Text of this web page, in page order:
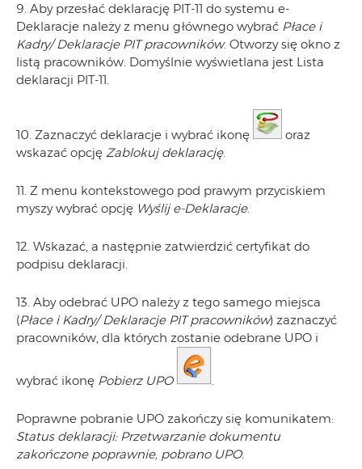
9. Aby przesłać deklarację PIT-11 do systemu e-
Deklaracje należy z menu głównego wybrać Płace i
Kadry/ Deklaracje PIT pracowników. Otworzy się okno z
listą pracowników. Domyślnie wyświetlana jest Lista
deklaracji PIT-11.
10. Zaznaczyć deklaracje i wybrać ikonę
oraz
wskazać opcję Zablokuj deklarację.
11. Z menu kontekstowego pod prawym przyciskiem
myszy wybrać opcję Wyślij e-Deklaracje.
12. Wskazać, a następnie zatwierdzić certyfikat do
podpisu deklaracji.
13. Aby odebrać UPO należy z tego samego miejsca
(Płace i Kadry/ Deklaracje PIT pracowników) zaznaczyć
pracowników, dla których zostanie odebrane UPO i
wybrać ikonę Pobierz UPO .
Poprawne pobranie UPO zakończy się komunikatem:
Status deklaracji: Przetwarzanie dokumentu
zakończone poprawnie, pobrano UPO.